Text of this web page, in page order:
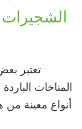
تعتبر
المناخات
أنواع معينة